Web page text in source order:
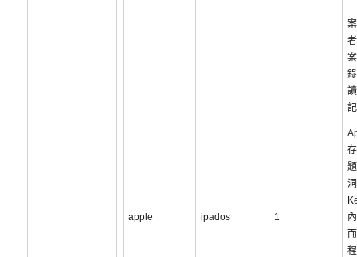
apple ipados 1